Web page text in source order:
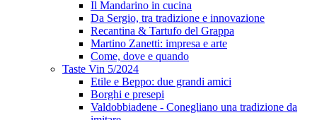
Il Mandarino in cucina
Da Sergio, tra tradizione e innovazione
Recantina & Tartufo del Grappa
Martino Zanetti: impresa e arte
Come, dove e quando
Taste Vin 5/2024
Etile e Beppo: due grandi amici
Borghi e presepi
Valdobbiadene - Conegliano una tradizione da